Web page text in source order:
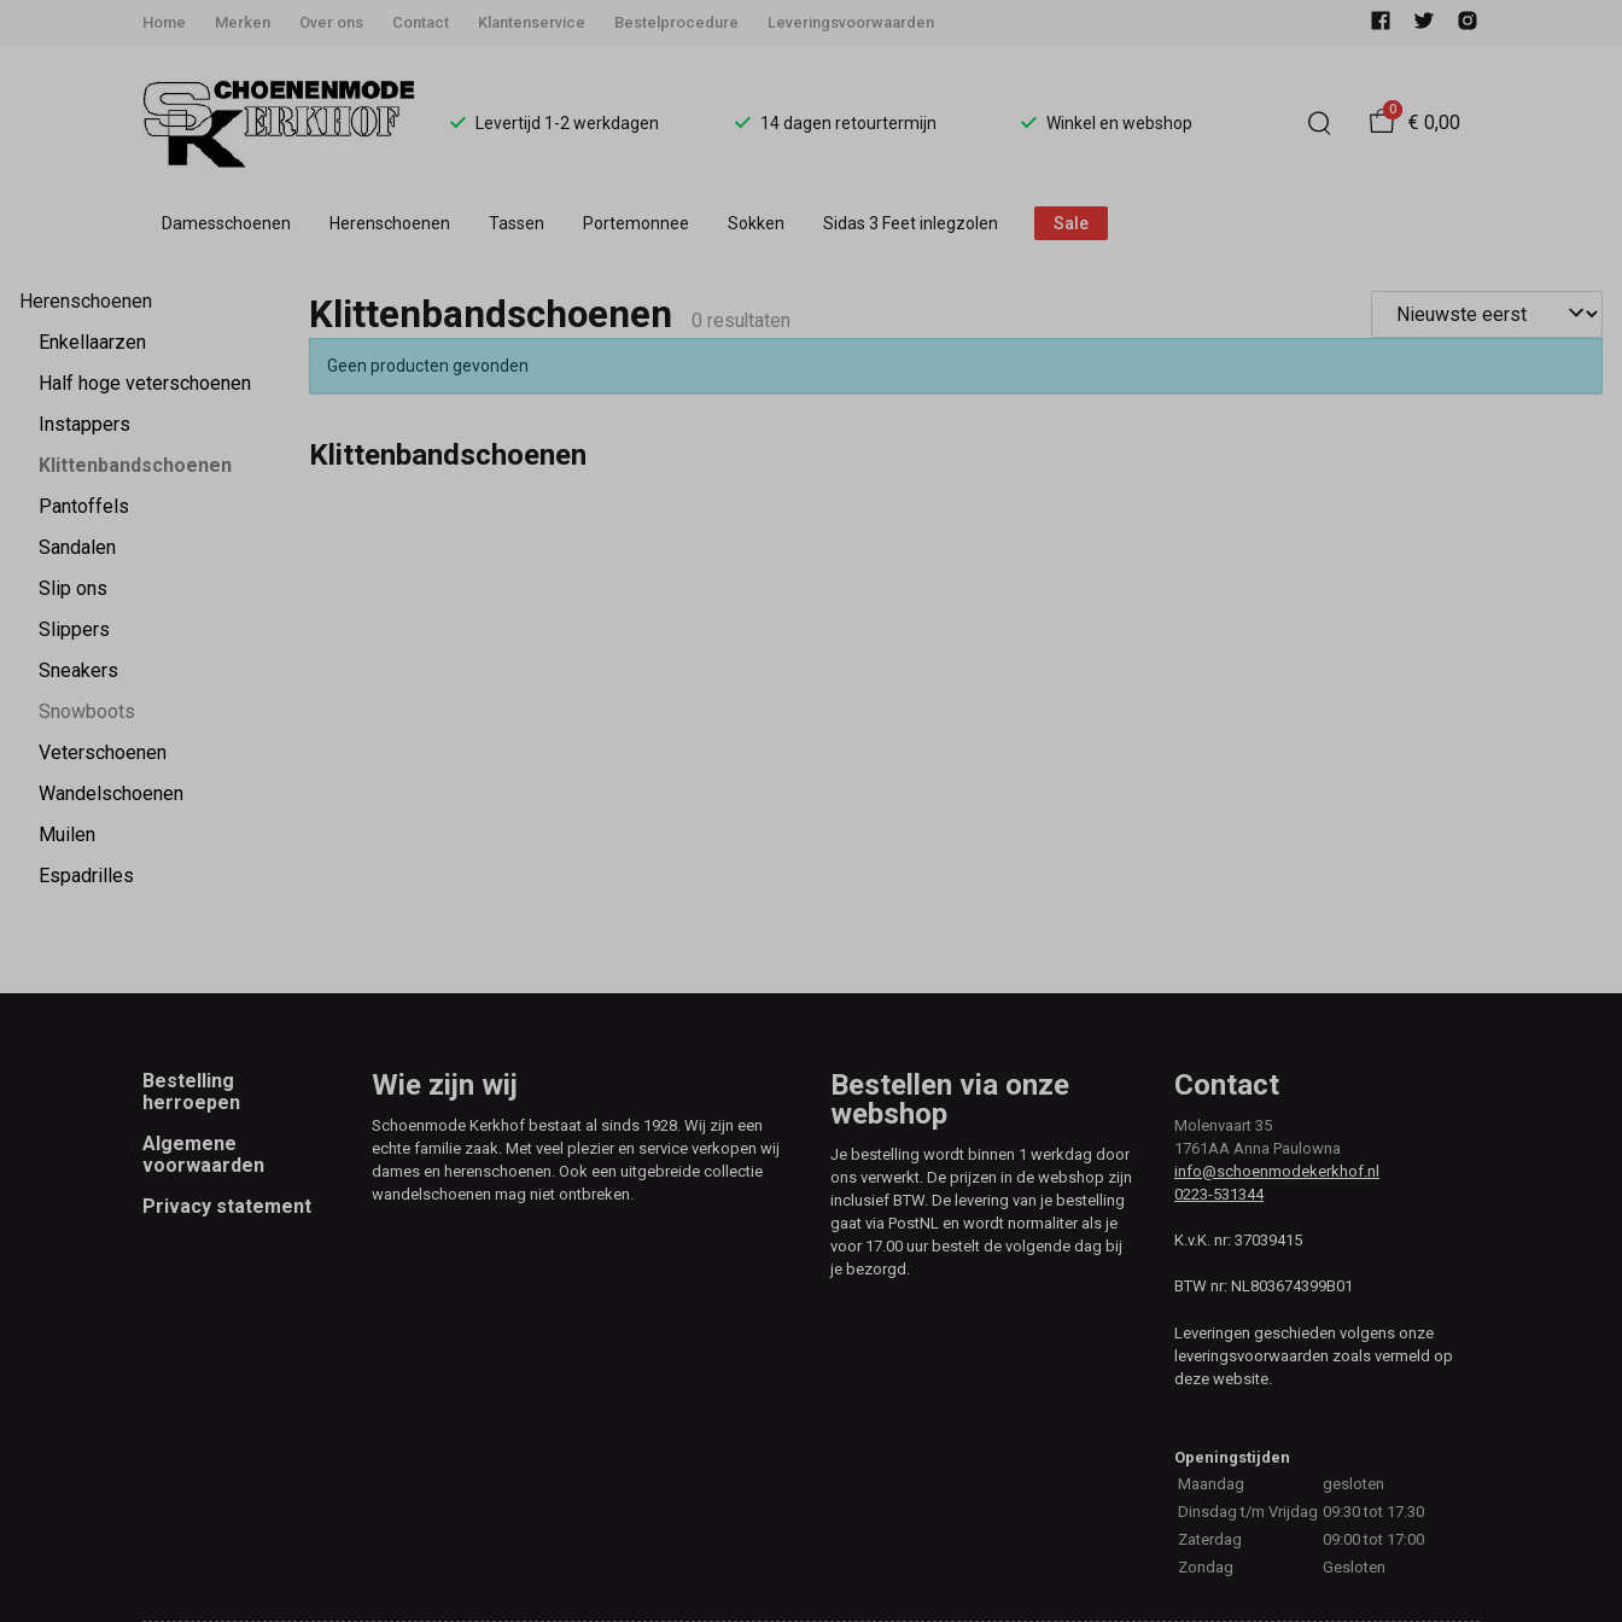
Home Merken Over ons Contact Klantenservice Bestelprocedure Leveringsvoorwaarden
Levertijd 1-2 werkdagen 14 dagen retourtermijn Winkel en webshop
0
€ 0,00
Damesschoenen Herenschoenen Tassen Portemonnee Sokken Sidas 3 Feet inlegzolen Sale
Klittenbandschoenen
Schoenmode
Kerkhof
Herenschoenen
Enkellaarzen
Half hoge veterschoenen
Instappers
Klittenbandschoenen
Pantoffels
Sandalen
Slip ons
Slippers
Sneakers
Snowboots
Veterschoenen
Wandelschoenen
Muilen
Espadrilles
Klittenbandschoenen 0 resultaten
Geen producten gevonden
Klittenbandschoenen
Footer
Bestelling
herroepen
Algemene
voorwaarden
Privacy statement
Wie zijn wij
Schoenmode Kerkhof bestaat al sinds 1928. Wij zijn een
echte familie zaak. Met veel plezier en service verkopen wij
dames en herenschoenen. Ook een uitgebreide collectie
wandelschoenen mag niet ontbreken.
Bestellen via onze
webshop
Je bestelling wordt binnen 1 werkdag door
ons verwerkt. De prijzen in de webshop zijn
inclusief BTW. De levering van je bestelling
gaat via PostNL en wordt normaliter als je
voor 17.00 uur bestelt de volgende dag bij
je bezorgd.
Contact
Molenvaart 35
1761AA Anna Paulowna
info@schoenmodekerkhof.nl
0223-531344
K.v.K. nr: 37039415
BTW nr: NL803674399B01
Leveringen geschieden volgens onze
leveringsvoorwaarden zoals vermeld op
deze website.
Openingstijden
Maandag
gesloten
Dinsdag t/m Vrijdag 09:30 tot 17.30
Zaterdag
09:00 tot 17:00
Zondag
Gesloten